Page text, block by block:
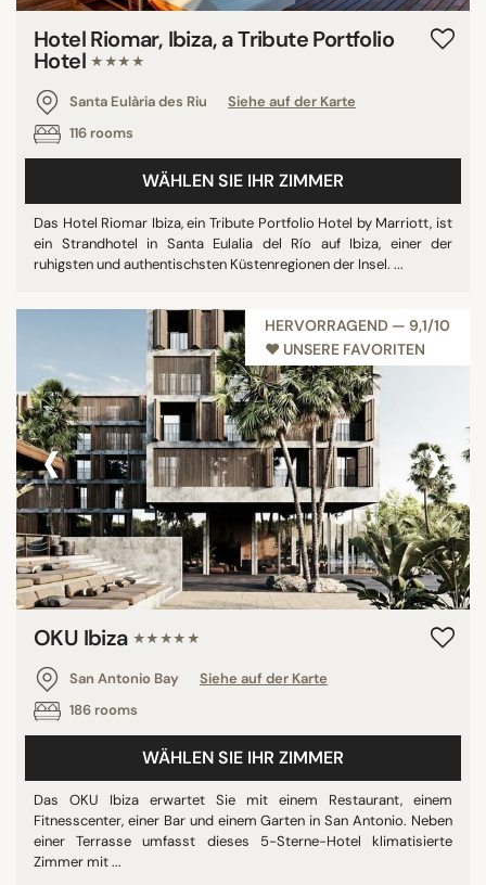
Hotel Riomar, Ibiza, a Tribute Portfolio
Hotel ★★★★
Santa Eulària des Riu
Siehe auf der Karte
116 rooms
WÄHLEN SIE IHR ZIMMER
Das Hotel Riomar Ibiza, ein Tribute Portfolio Hotel by Marriott, ist
ein Strandhotel in Santa Eulalia del Río auf Ibiza, einer der
ruhigsten und authentischsten Küstenregionen der Insel. ...
HERVORRAGEND — 9,1/10
♥︎ UNSERE FAVORITEN
‹ ›
OKU Ibiza ★★★★★
San Antonio Bay
Siehe auf der Karte
186 rooms
WÄHLEN SIE IHR ZIMMER
Das OKU Ibiza erwartet Sie mit einem Restaurant, einem
Fitnesscenter, einer Bar und einem Garten in San Antonio. Neben
einer Terrasse umfasst dieses 5-Sterne-Hotel klimatisierte
Zimmer mit ...